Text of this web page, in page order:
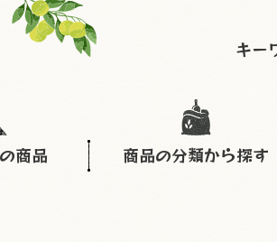
キー
商品 商品の分類から探す